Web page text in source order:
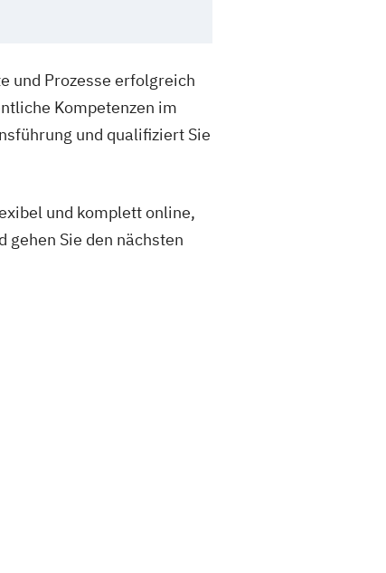
und Prozesse erfolgreich
Kompetenzen im
und qualifiziert Sie
und komplett online,
gehen Sie den nächsten